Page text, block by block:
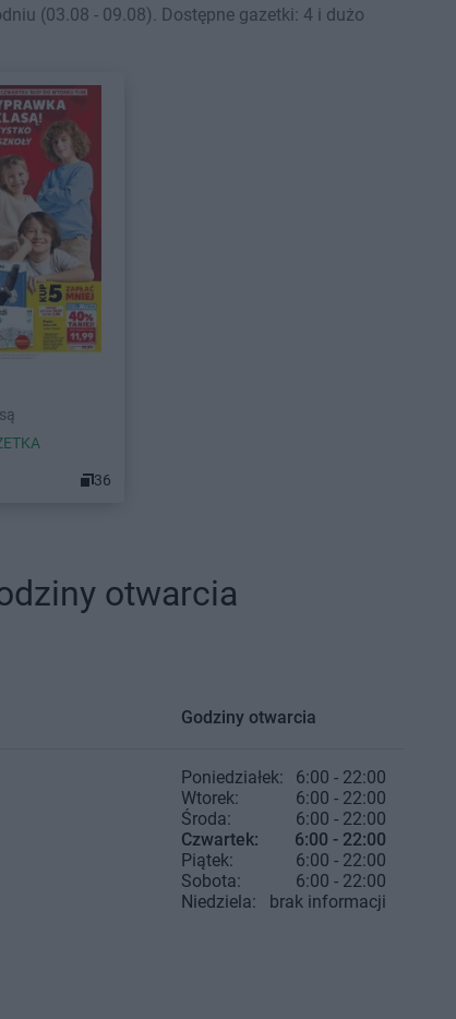
(03.08 - 09.08). Dostępne gazetki: 4 i dużo
36
otwarcia
Godziny otwarcia
Poniedziałek:
6:00 - 22:00
Wtorek:
6:00 - 22:00
Środa:
6:00 - 22:00
Czwartek:
6:00 - 22:00
Piątek:
6:00 - 22:00
Sobota:
6:00 - 22:00
Niedziela:
brak informacji